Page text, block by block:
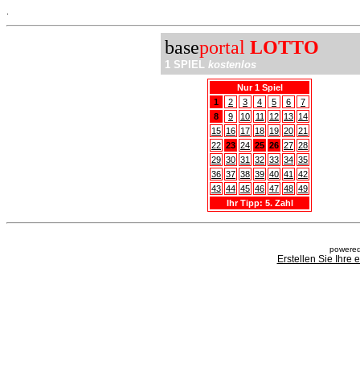
baseportal LOTTO
1 SPIEL kostenlos
Nur 1 Spiel
1
2 3 4 5 6
7
8
9 10 11 12 13 14
15 16 17 18 19 20 21
22 23 24 25 26 27 28
29 30 31 32 33 34 35
36 37 38 39 40 41
42
43 44 45 46 47 48 49
Ihr Tipp: 5. Zahl
Erstellen Sie Ihre